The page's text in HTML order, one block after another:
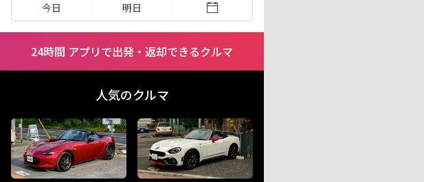
今日 明日
24時間 アプリで出発・返却できるクルマ
人気のクルマ